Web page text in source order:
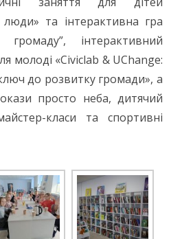
та інтерактивна гра
інтерактивний
молоді «Civiclab & UChange:
до розвитку громади», а
просто неба, дитячий
класи та спортивні